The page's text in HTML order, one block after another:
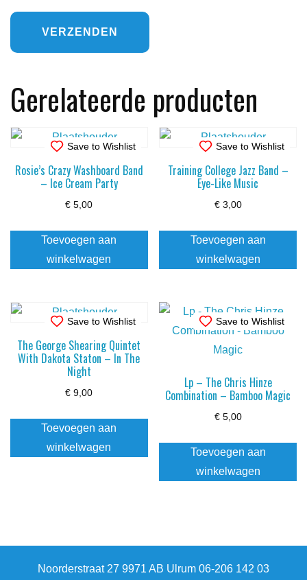
Gerelateerde producten
Save to Wishlist
Rosie’s Crazy Washboard Band
– Ice Cream Party
€ 5,00
Toevoegen aan
winkelwagen
Save to Wishlist
Training College Jazz Band –
Eye-Like Music
€3,00
Toevoegen aan
winkelwagen
Save to Wishlist
The George Shearing Quintet
With Dakota Staton – In The
Night
€ 9,00
Toevoegen aan
winkelwagen
Save to Wishlist
Lp – The Chris Hinze
Combination – Bamboo Magic
€5,00
Toevoegen aan
winkelwagen
Noorderstraat 27 9971 AB Ulrum 06-206 142 03